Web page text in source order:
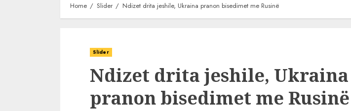
Home Slider Ndizet drita jeshile, Ukraina pranon bisedimet me Rusinë
Slider
Ndizet drita jeshile, Ukraina
pranon bisedimet me Rusinë